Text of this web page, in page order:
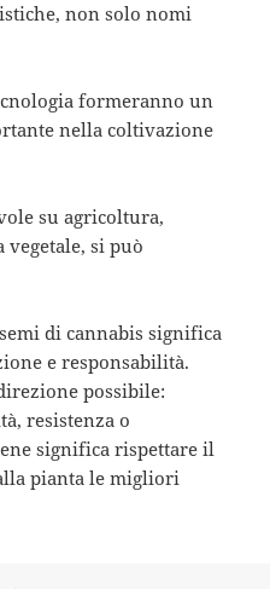
non solo nomi
formeranno un
nella coltivazione
su agricoltura,
vegetale, si può
di cannabis significa
e responsabilità.
possibile:
resistenza o
significa rispettare il
pianta le migliori